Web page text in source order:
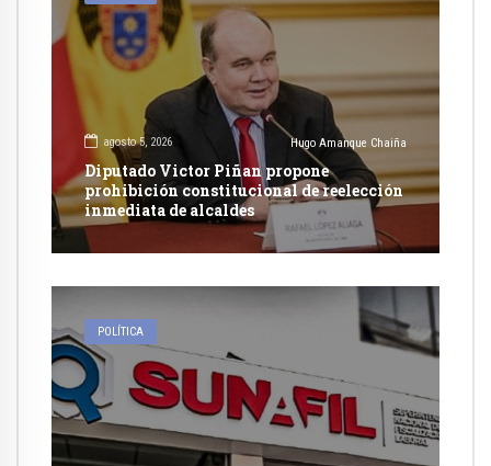
agosto 5, 2026 Hugo Amanque Chaiña
Diputado Victor Piñan propone
prohibición constitucional de reelección
inmediata de alcaldes
POLÍTICA